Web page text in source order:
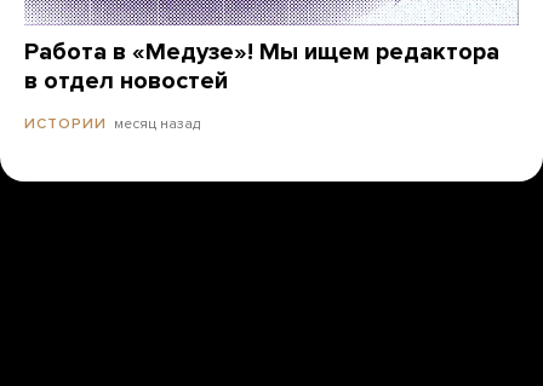
Работа в «Медузе»! Мы ищем редактора
в отдел новостей
ИСТОРИИ месяц назад